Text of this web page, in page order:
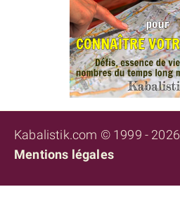
Kabalistik.com © 1999 - 2026
Mentions légales